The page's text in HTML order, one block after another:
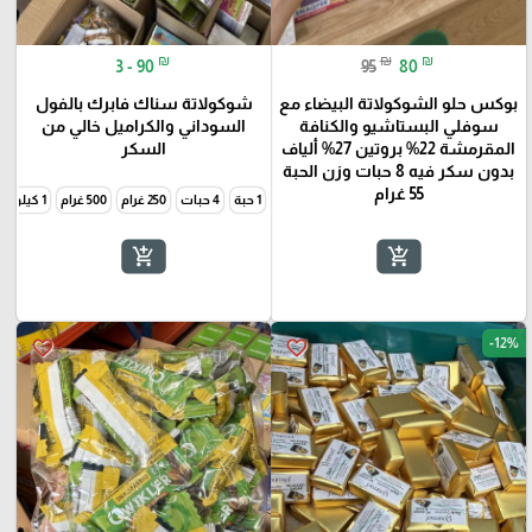
95 ₪ 80 ₪
بوكس حلو الشوكولاتة البيضاء مع
سوفلي البستاشيو والكنافة
المقرمشة 22% بروتين 27% ألياف
بدون سكر فيه 8 حبات وزن الحبة
55 غرام
add_shopping_cart
3 - 90 ₪
شوكولاتة سناك فابرك بالفول
السوداني والكراميل خالي من
السكر
1 حبة 4 حبات 250 غرام 500 غرام 1 كيلو
add_shopping_cart
favorite_border -12%
favorite_border